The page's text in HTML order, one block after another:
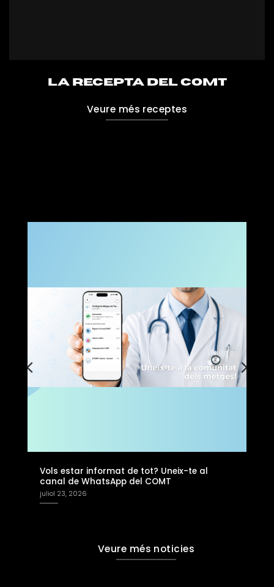
La recepta del comt
Veure més receptes
Pla d’Esports – Tuna Tour, nada entre
tonyines
juliol 6, 2026
Veure més noticies